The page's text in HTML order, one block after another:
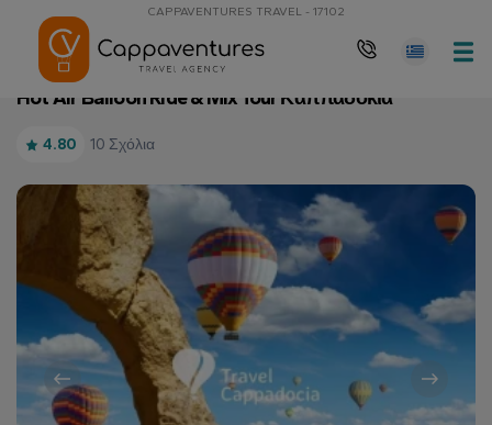
CAPPAVENTURES TRAVEL - 17102
Αρχική Σελίδα
Hot Air Balloon Ride & Mix Tour Καππαδοκία
4.80 10 Σχόλια